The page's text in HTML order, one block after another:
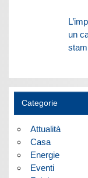
un
Categorie
Attualità
Casa
Energie
Eventi